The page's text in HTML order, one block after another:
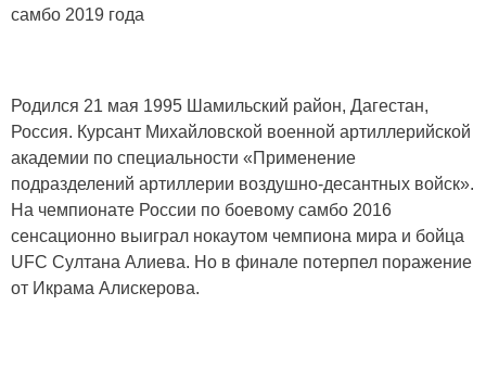
самбо 2019 года
Родился 21 мая 1995 Шамильский район, Дагестан,
Россия. Курсант Михайловской военной артиллерийской
академии по специальности «Применение
подразделений артиллерии воздушно-десантных войск».
На чемпионате России по боевому самбо 2016
сенсационно выиграл нокаутом чемпиона мира и бойца
UFC Султана Алиева. Но в финале потерпел поражение
от Икрама Алискерова.